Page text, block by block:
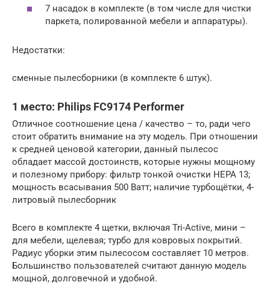
7 насадок в комплекте (в том числе для чистки
паркета, полированной мебели и аппаратуры).
Недостатки:
сменные пылесборники (в комплекте 6 штук).
1 место: Philips FC9174 Performer
Отличное соотношение цена / качество – то, ради чего
стоит обратить внимание на эту модель. При отношении
к средней ценовой категории, данный пылесос
обладает массой достоинств, которые нужны мощному
и полезному прибору: фильтр тонкой очистки HEPA 13;
мощность всасывания 500 Ватт; наличие турбощётки, 4-
литровый пылесборник
Всего в комплекте 4 щетки, включая Tri-Active, мини –
для мебели, щелевая; турбо для ковровых покрытий.
Радиус уборки этим пылесосом составляет 10 метров.
Большинство пользователей считают данную модель
мощной, долговечной и удобной.